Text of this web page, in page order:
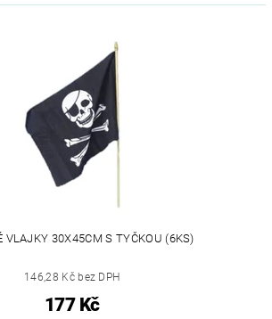
VLAJKY 30X45CM S TYČKOU (6KS)
146,28 Kč bez DPH
177 Kč